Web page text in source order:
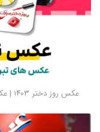
عکس روز دختر ۱۴۰۳ | عکس استوری تبریک + عکس نوشته روز دختر ...